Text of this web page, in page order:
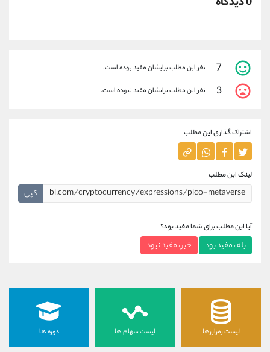
7 نفر این مطلب برایشان مفید بوده است.
3 نفر این مطلب برایشان مفید نبوده است.
اشتراک گذاری این مطلب
لینک این مطلب
کپی
آیا این مطلب برای شما مفید بود؟
بله ، مفید بود خیر ، مفید نبود
لیست رمزارزها لیست سهام ها دوره ها